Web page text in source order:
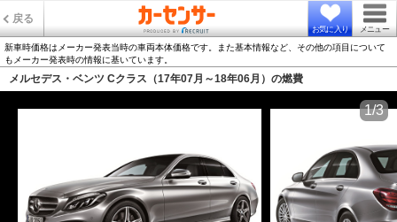
戻る
お気に入り メニュー
新車時価格はメーカー発表当時の車両本体価格です。また基本情報など、その他の項目について
もメーカー発表時の情報に基いています。
メルセデス・ベンツ Cクラス（17年07月～18年06月）の燃費
1/3